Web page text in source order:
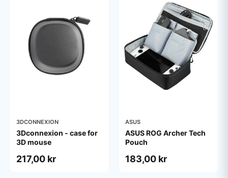
3DCONNEXION
3Dconnexion - case for
3D mouse
217,00 kr
ASUS
ASUS ROG Archer Tech
Pouch
183,00 kr